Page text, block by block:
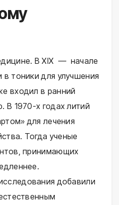
В XIX — начале
в тоники для улучшения
входил в ранний
В 1970-х годах литий
для лечения
Тогда ученые
принимающих
добавили